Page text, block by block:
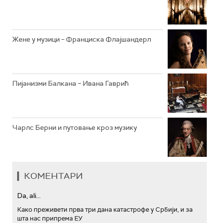
Жене у музици – Франциска Флајшандерл
Пијанизми Балкана – Ивана Гаврић
Чарлс Берни и путовање кроз музику
КОМЕНТАРИ
Da, ali...
Како преживети прва три дана катастрофе у Србији, и за
шта нас припрема ЕУ